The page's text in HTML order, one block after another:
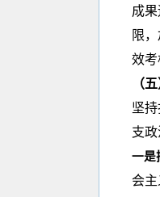
成
限
效考
（
坚
支
一是
会